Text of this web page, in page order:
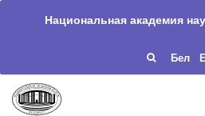
Национальная академия
Бел